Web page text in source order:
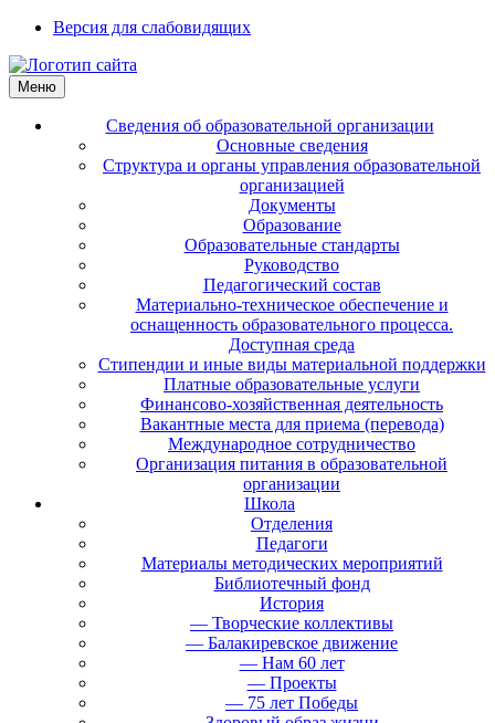
Версия для слабовидящих
Меню
Сведения об образовательной организации
Основные сведения
Структура и органы управления образовательной
организацией
Документы
Образование
Образовательные стандарты
Руководство
Педагогический состав
Материально-техническое обеспечение и
оснащенность образовательного процесса.
Доступная среда
Стипендии и иные виды материальной поддержки
Платные образовательные услуги
Финансово-хозяйственная деятельность
Вакантные места для приема (перевода)
Международное сотрудничество
Организация питания в образовательной
организации
Школа
Отделения
Педагоги
Материалы методических мероприятий
Библиотечный фонд
История
— Творческие коллективы
— Балакиревское движение
— Нам 60 лет
— Проекты
— 75 лет Победы